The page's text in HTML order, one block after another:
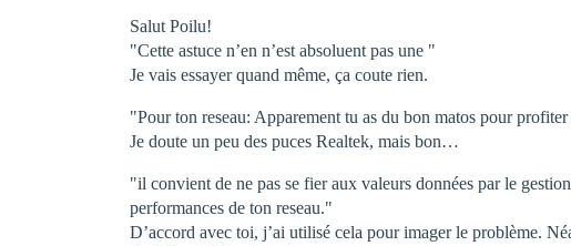
Salut Poilu!
"Cette astuce n’en n’est absoluent pas une "
Je vais essayer quand même, ça coute rien.
"Pour ton reseau: Apparement tu as du bon matos pour
Je doute un peu des puces Realtek, mais bon…
"il convient de ne pas se fier aux valeurs données par le
performances de ton reseau."
D’accord avec toi, j’ai utilisé cela pour imager le problème.